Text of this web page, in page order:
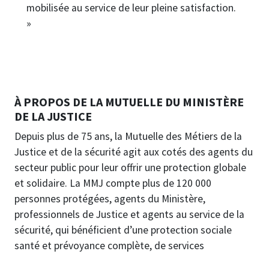
mobilisée au service de leur pleine satisfaction.
»
À PROPOS DE LA MUTUELLE DU MINISTÈRE
DE LA JUSTICE
Depuis plus de 75 ans, la Mutuelle des Métiers de la
Justice et de la sécurité agit aux cotés des agents du
secteur public pour leur offrir une protection globale
et solidaire. La MMJ compte plus de 120 000
personnes protégées, agents du Ministère,
professionnels de Justice et agents au service de la
sécurité, qui bénéficient d’une protection sociale
santé et prévoyance complète, de services